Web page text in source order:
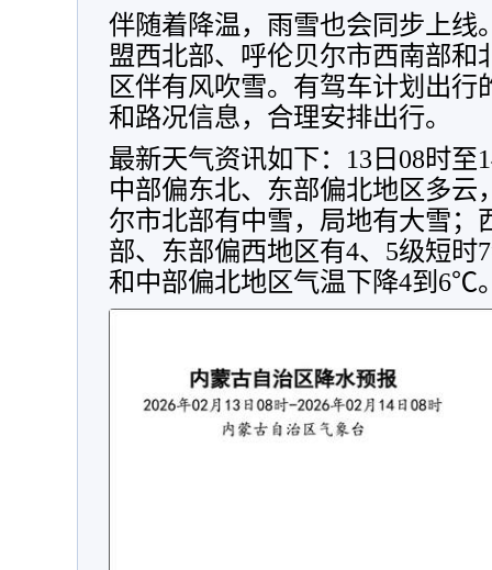
伴随着降温，雨雪也会同步上线
盟西北部、呼伦贝尔市西南部和
区伴有风吹雪。有驾车计划出行
和路况信息，合理安排出行。
最新天气资讯如下：13日08时至
中部偏东北、东部偏北地区多云
尔市北部有中雪，局地有大雪；
部、东部偏西地区有4、5级短时
和中部偏北地区气温下降4到6℃